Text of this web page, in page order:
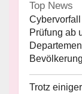
Top News
Prüfung ab
Trotz